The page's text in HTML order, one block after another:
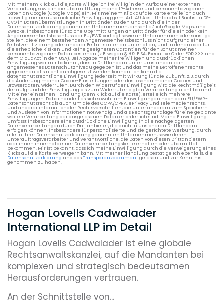
Mit meinem Klick auf die Karte willige ich freiwillig in den Aufbau einer externen
Verbindung, sowie in die Übermittlung meine IP-Adresse und personenbezogenen
Daten an Google (Google Maps) ein. Mit meinem Klick auf die Karte erteile ich auch
freiwillig meine ausdrückliche Einwilligung gem. Art. 49 Abs. 1 Unterabs. 1 Buchst. a DS-
GVO in Datenübermittlungen in Drittländer zu den und durch die in der
Datenschutzerklärung genannten Unternehmen, einschließlich Google Maps, und
Zwecke, insbesondere für solche Übermittlungen an Drittländer für die ein oder kein
Angemessenheitsbeschluss der EU/EWR vorliegt sowie an Unternehmen oder sonstige
Stellen, die einem bestehenden Angemessenheitsbeschluss nicht aufgrund einer
Selbstzertifizierung oder anderer Beitrittskriterien unterfallen, und in denen oder für
die erhebliche Risiken und keine geeigneten Garantien für den Schutz meiner
personenbezogenen Daten bestehen (z.B. wegen § 702 FISA, Executive Order EO12333 und
dem CloudAct in den USA). Bei Abgabe meiner freiwilligen und ausdrücklichen
Einwilligung war mir bekannt, dass in Drittländern unter Umständen kein
angemessenes Datenschutzniveau gegeben ist und das meine Betroffenenrechte
gegebenenfalls nicht durchgesetzt werden können. Ich kann die
datenschutzrechtliche Einwilligung jederzeit mit Wirkung für die Zukunft, z.B. durch
die Änderung meiner Cookie-Einstellungen oder das Löschen meiner Cookies und
Browserdaten, widerrufen. Durch den Widerruf der Einwilligung wird die Rechtmäßigkeit
der aufgrund der Einwilligung bis zum Widerruf erfolgten Verarbeitung nicht berührt.
Mit einer einzelnen Handlung (dem Klick auf die Karte), erteile ich mehrere
Einwilligungen. Dabei handelt es sich sowohl um Einwilligungen nach dem EU/EWR-
Datenschutzrecht als auch um die des CCPA/CPRA, ePrivacy und Telemedienrechts,
und anderer internationaler Rechtsvorschriften, die unter anderem zum Speichern
und Auslesen von Informationen notwendig und als Rechtsgrundlage für eine geplante
weitere Verarbeitung der ausgelesenen Daten erforderlich sind. Meine Einwilligung
umfasst insbesondere eine ausdrückliche Einwilligung in alle nachgelagerten
Datenverarbeitungen durch Drittanbieter, die auch in unsicheren Drittländern
erfolgen können, insbesondere für personalisierte und zielgerichtete Werbung, durch
alle in ihrer Datenschutzerklärung genannten Unternehmen, sowie deren
Unterauftragsverarbeiter und Verantwortliche, die Daten von diesen Drittanbietern
oder ihnen innerhalb einer Datenverarbeitungskette erhalten oder übermittelt
bekommen. Mir ist bekannt, dass ich meine Einwilligung durch die Verweigerung eines
Klicks auf die Karte verweigern kann. Mit meiner Handlung bestätige ich ebenfalls, die
Datenschutzerklärung und dasTransparenzdokumentgelesen und zur Kenntnis
genommen zu haben.
Hogan Lovells Cadwalader
International LLP im Detail
Hogan Lovells Cadwalader ist eine globale
Rechtsanwaltskanzlei, auf die Mandanten bei
komplexen und strategisch bedeutsamen
Herausforderungen vertrauen.
An der Schnittstelle von...